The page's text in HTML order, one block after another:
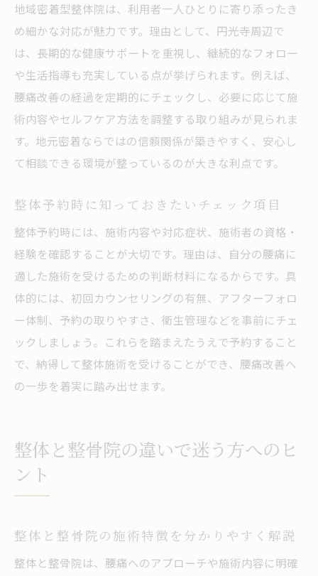
地域密着型整体院は、利用者一人ひとりに寄り添ったき
め細かな対応が魅力です。理由として、円光寺周辺で
は、長期的な健康サポートを重視し、継続的なフォロー
や生活指導も充実している点が挙げられます。例えば、
腰痛改善の経過を定期的にチェックし、必要に応じて施
術内容やセルフケア方法を調整する取り組みが見られま
す。地元密着ならではの信頼関係が築きやすく、安心し
て相談できる環境が整っているのが大きな利点です。
整体予約時に知っておきたいチェック項目
整体予約時には、施術内容や対応症状、施術者の資格・
経験を確認することが大切です。理由は、自分の腰痛に
適した施術を受けるための判断材料になるからです。具
体的には、初回カウンセリングの有無、アフターフォロ
ー体制、予約の取りやすさ、衛生管理などを事前にチェ
ックしましょう。これらを踏まえたうえで予約すること
で、納得して整体施術を受けることができ、腰痛改善へ
の一歩を着実に踏み出せます。
整体と整骨院の違いで迷う方へのヒ
ント
整体と整骨院の施術特徴を分かりやすく解説
整体と整骨院は、腰痛へのアプローチや施術内容に明確